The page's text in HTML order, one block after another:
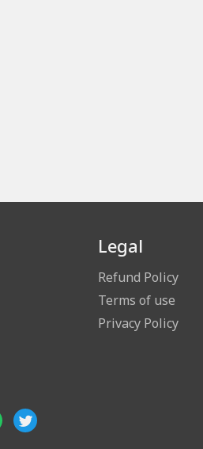
Legal
Refund Policy
Terms of use
Privacy Policy